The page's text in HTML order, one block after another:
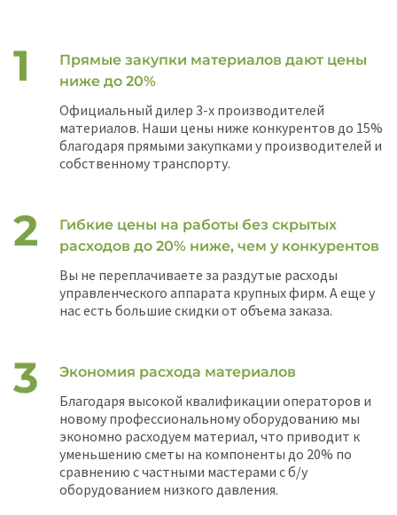
Прямые закупки материалов дают цены
ниже до 20%
Официальный дилер 3-х производителей
материалов. Наши цены ниже конкурентов до 15%
благодаря прямыми закупками у производителей и
собственному транспорту.
Гибкие цены на работы без скрытых
расходов до 20% ниже, чем у конкурентов
Вы не переплачиваете за раздутые расходы
управленческого аппарата крупных фирм. А еще у
нас есть большие скидки от объема заказа.
Экономия расхода материалов
Благодаря высокой квалификации операторов и
новому профессиональному оборудованию мы
экономно расходуем материал, что приводит к
уменьшению сметы на компоненты до 20% по
сравнению с частными мастерами с б/у
оборудованием низкого давления.